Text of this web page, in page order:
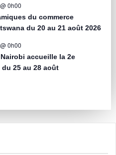
0h00
du commerce
du 20 au 21 août 2026
0h00
accueille la 2e
du 25 au 28 août